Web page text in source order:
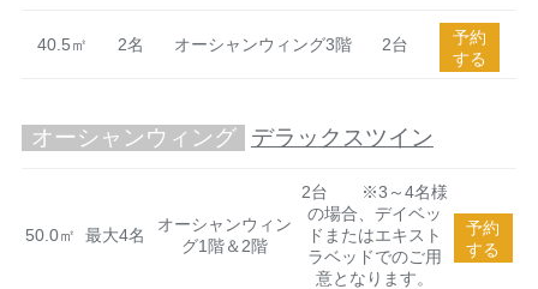
40.5㎡ 2名 オーシャンウィング3階 2台
予約
する
オーシャンウィング デラックスツイン
50.0㎡ 最大4名
オーシャンウィン
グ1階＆2階
2台 ※3～4名様
の場合、デイベッ
ドまたはエキスト
ラベッドでのご用
意となります。
予約
する